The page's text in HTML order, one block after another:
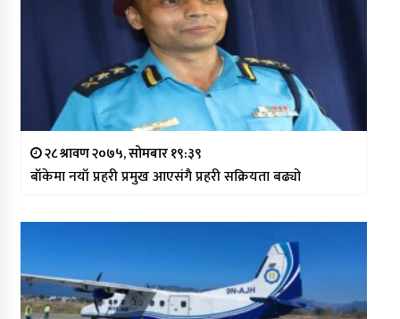
२८ श्रावण २०७५, सोमबार १९:३९
बाँकेमा नयाँ प्रहरी प्रमुख आएसंगै प्रहरी सक्रियता बढ्यो